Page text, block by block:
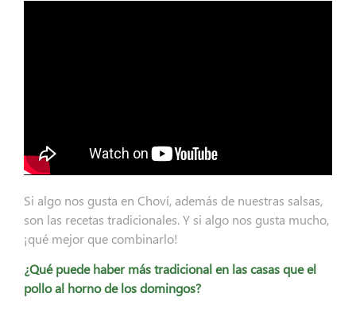
Si algo nos gusta en Choví, además de nuestras salsas,
son las recetas tradicionales. Y si algo nos gusta mucho,
¡qué mejor que combinarlo!
¿Qué puede haber más tradicional en las casas que el
pollo al horno de los domingos?